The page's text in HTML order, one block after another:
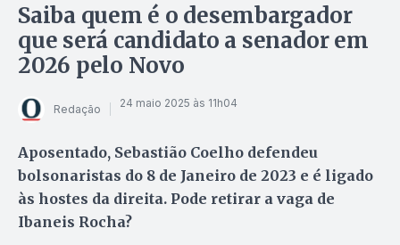
Saiba quem é o desembargador
que será candidato a senador em
2026 pelo Novo
Redação 24 maio 2025 às 11h04
Aposentado, Sebastião Coelho defendeu
bolsonaristas do 8 de Janeiro de 2023 e é ligado
às hostes da direita. Pode retirar a vaga de
Ibaneis Rocha?